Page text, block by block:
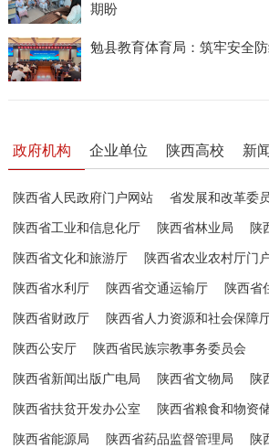
期盼
勉县教育体育局：筑牢安全
政府机构 企业单位 陕西高校 新
陕西省人民政府门户网站 省发展和改革委
陕西省工业和信息化厅 陕西省林业局 陕
陕西省文化和旅游厅 陕西省农业农村厅门
陕西省水利厅 陕西省交通运输厅 陕西省
陕西省财政厅 陕西省人力资源和社会保障
陕西公安厅 陕西省民族宗教事务委员会
陕西省新闻出版广电局 陕西省文物局 陕
陕西省扶贫开发办公室 陕西省粮食和物资
陕西省能源局 陕西省药品监督管理局 陕